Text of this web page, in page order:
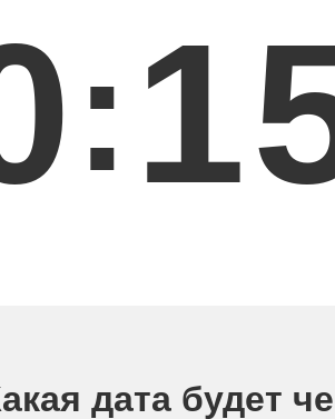
:1
дата будет